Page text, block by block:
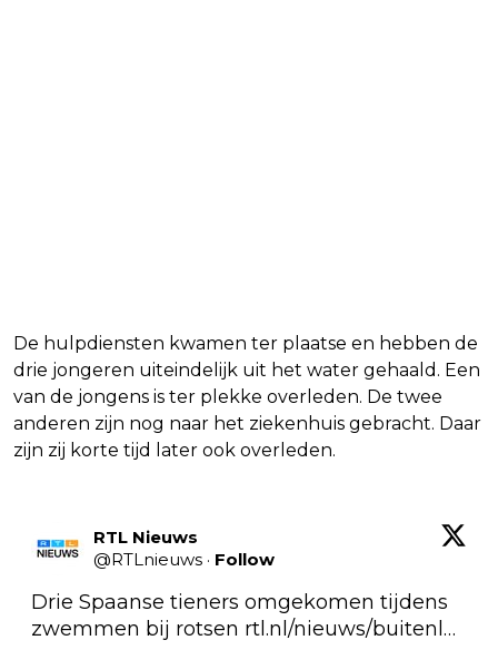
De hulpdiensten kwamen ter plaatse en hebben de
drie jongeren uiteindelijk uit het water gehaald. Een
van de jongens is ter plekke overleden. De twee
anderen zijn nog naar het ziekenhuis gebracht. Daar
zijn zij korte tijd later ook overleden.
RTL Nieuws
@RTLnieuws · Follow
Drie Spaanse tieners omgekomen tijdens
zwemmen bij rotsen rtl.nl/nieuws/buitenl…